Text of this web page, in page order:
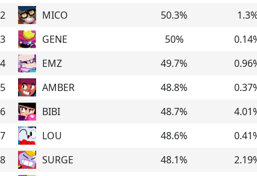
MICO 50.3% 1.3
GENE 50% 0.14
EMZ 49.7% 0.96
AMBER 48.8% 0.37
BIBI 48.7% 4.01
LOU 48.6% 0.41
SURGE 48.1% 2.19